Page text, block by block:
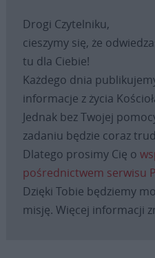
Drogi Czytelniku,
cieszymy się, że
tu dla Ciebie!
Każdego dnia
informacje z życia
Jednak bez Twojej
zadaniu będzie coraz
Dlatego prosimy Cię o
pośrednictwem serwisu
Dzięki Tobie będziemy
misję. Więcej informacji